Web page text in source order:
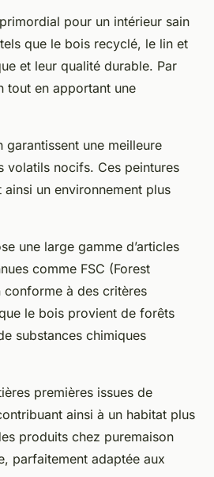
pour un intérieur sain
que le bois recyclé, le lin et
et leur qualité durable. Par
tout en apportant une
une meilleure
volatils nocifs. Ces peintures
un environnement plus
une large gamme d’articles
comme FSC (Forest
conforme à des critères
le bois provient de forêts
substances chimiques
premières issues de
ainsi à un habitat plus
produits chez puremaison
parfaitement adaptée aux